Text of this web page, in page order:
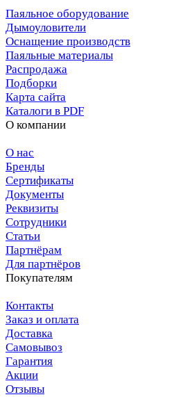
Паяльное оборудование
Дымоуловители
Оснащение производств
Паяльные материалы
Распродажа
Подборки
Карта сайта
Каталоги в PDF
О компании
О нас
Бренды
Сертификаты
Документы
Реквизиты
Сотрудники
Статьи
Партнёрам
Для партнёров
Покупателям
Контакты
Заказ и оплата
Доставка
Самовывоз
Гарантия
Акции
Отзывы